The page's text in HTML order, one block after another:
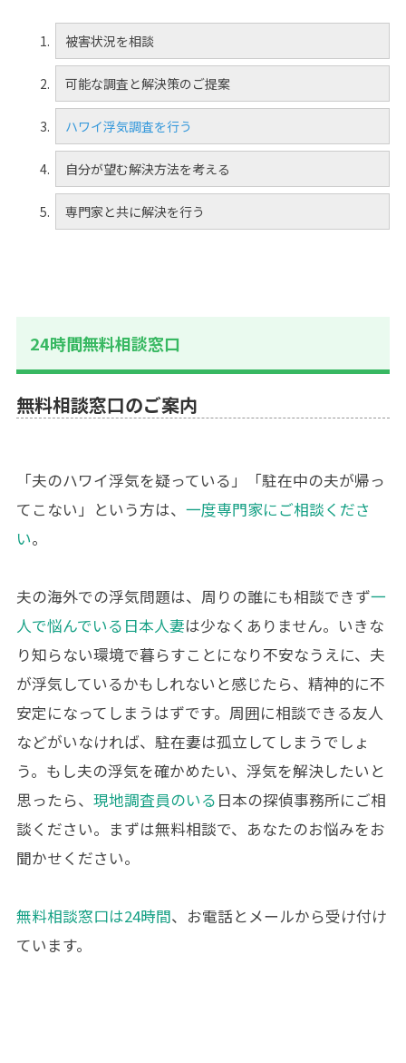
被害状況を相談
可能な調査と解決策のご提案
ハワイ浮気調査を行う
自分が望む解決方法を考える
専門家と共に解決を行う
24時間無料相談窓口
無料相談窓口のご案内
「夫のハワイ浮気を疑っている」「駐在中の夫が帰っ
てこない」という方は、 一度専門家にご相談くださ
い。
夫の海外での浮気問題は、周りの誰にも相談できず一
人で悩んでいる日本人妻は少なくありません。いきな
り知らない環境で暮らすことになり不安なうえに、夫
が浮気しているかもしれないと感じたら、精神的に不
安定になってしまうはずです。周囲に相談できる友人
などがいなければ、駐在妻は孤立してしまうでしょ
う。もし夫の浮気を確かめたい、浮気を解決したいと
思ったら、 現地調査員のいる 日本の探偵事務所にご相
談ください。まずは無料相談で、あなたのお悩みをお
聞かせください。
無料相談窓口は24時間、お電話とメールから受け付け
ています。